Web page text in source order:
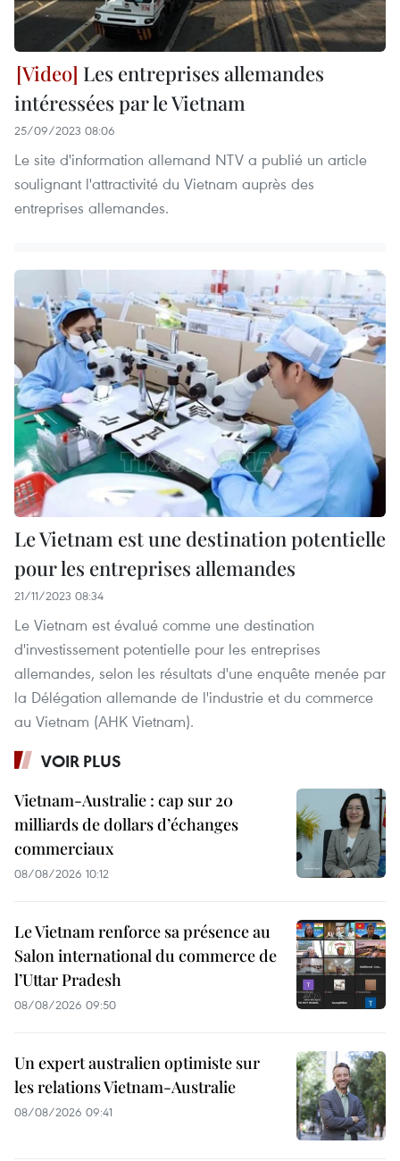
Les entreprises allemandes
intéressées par le Vietnam
25/09/2023 08:06
Le site d'information allemand NTV a publié un article
soulignant l'attractivité du Vietnam auprès des
entreprises allemandes.
Le Vietnam est une destination potentielle
pour les entreprises allemandes
21/11/2023 08:34
Le Vietnam est évalué comme une destination
d'investissement potentielle pour les entreprises
allemandes, selon les résultats d'une enquête menée par
la Délégation allemande de l'industrie et du commerce
au Vietnam (AHK Vietnam).
VOIR PLUS
Vietnam-Australie : cap sur 20
milliards de dollars d’échanges
commerciaux
08/08/2026 10:12
Le Vietnam renforce sa présence au
Salon international du commerce de
l’Uttar Pradesh
08/08/2026 09:50
Un expert australien optimiste sur
les relations Vietnam-Australie
08/08/2026 09:41